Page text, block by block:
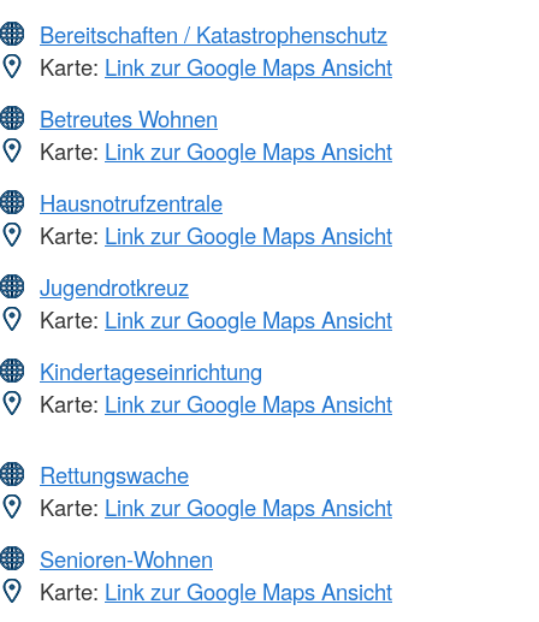
Bereitschaften / Katastrophenschutz
Karte: Link zur Google Maps Ansicht
Betreutes Wohnen
Karte: Link zur Google Maps Ansicht
Hausnotrufzentrale
Karte: Link zur Google Maps Ansicht
Jugendrotkreuz
Karte: Link zur Google Maps Ansicht
Kindertageseinrichtung
Karte: Link zur Google Maps Ansicht
Rettungswache
Karte: Link zur Google Maps Ansicht
Senioren-Wohnen
Karte: Link zur Google Maps Ansicht